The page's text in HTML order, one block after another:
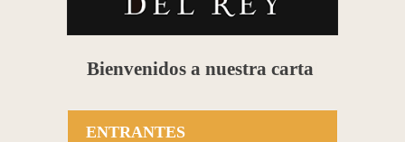
Bienvenidos a nuestra carta
ENTRANTES